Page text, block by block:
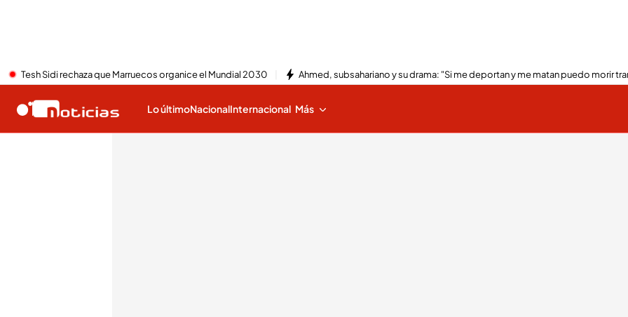
Tesh Sidi rechaza que Marruecos organice el Mundial 2030 Ahmed, subsahariano y su drama: "Si me deportan y me matan puedo morir
Lo últimoNacionalInternacional Más